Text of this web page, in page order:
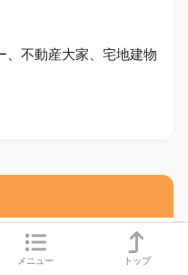
、不動産大家、宅地建物
メニュー トップ